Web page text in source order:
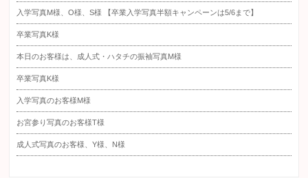
入学写真M様、O様、S様 【卒業入学写真半額キャンペーンは5/6まで】
卒業写真K様
本日のお客様は、成人式・ハタチの振袖写真M様
卒業写真K様
入学写真のお客様M様
お宮参り写真のお客様T様
成人式写真のお客様、Y様、N様